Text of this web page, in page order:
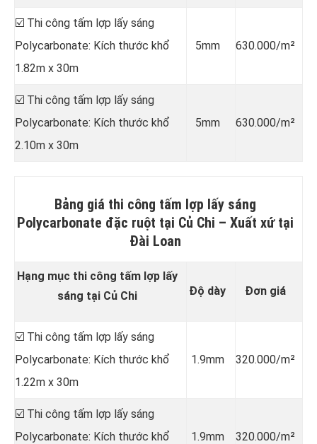
☑️ Thi công tấm lợp lấy sáng
Polycarbonate: Kích thước khổ
1.82m x 30m
5mm 630.000/m²
☑️ Thi công tấm lợp lấy sáng
Polycarbonate: Kích thước khổ
2.10m x 30m
5mm 630.000/m²
Bảng giá thi công tấm lợp lấy sáng
Polycarbonate đặc ruột tại Củ Chi – Xuất xứ tại
Đài Loan
Hạng mục thi công tấm lợp lấy
sáng tại Củ Chi
Độ dày Đơn giá
☑️ Thi công tấm lợp lấy sáng
Polycarbonate: Kích thước khổ
1.22m x 30m
1.9mm 320.000/m²
☑️ Thi công tấm lợp lấy sáng
Polycarbonate: Kích thước khổ
1.9mm 320.000/m²